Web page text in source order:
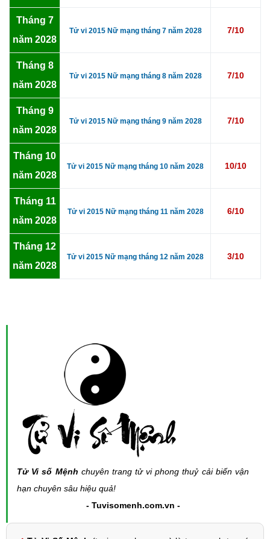
Tháng 7
năm 2028
Tử vi 2015 Nữ mạng tháng 7 năm 2028 7/10
Tháng 8
năm 2028
Tử vi 2015 Nữ mạng tháng 8 năm 2028 7/10
Tháng 9
năm 2028
Tử vi 2015 Nữ mạng tháng 9 năm 2028 7/10
Tháng 10
năm 2028
Tử vi 2015 Nữ mạng tháng 10 năm 2028 10/10
Tháng 11
năm 2028
Tử vi 2015 Nữ mạng tháng 11 năm 2028 6/10
Tháng 12
năm 2028
Tử vi 2015 Nữ mạng tháng 12 năm 2028 3/10
Tử Vi số Mệnh chuyên trang tử vi phong thuỷ cải biến vận
hạn chuyên sâu hiệu quả!
- Tuvisomenh.com.vn -